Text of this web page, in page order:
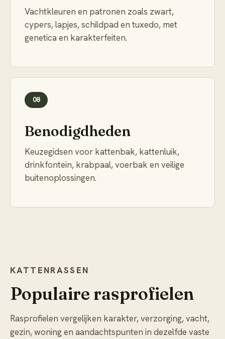
Vachtkleuren en patronen zoals zwart,
cypers, lapjes, schildpad en tuxedo, met
genetica en karakterfeiten.
08
Benodigdheden
Keuzegidsen voor kattenbak, kattenluik,
drinkfontein, krabpaal, voerbak en veilige
buitenoplossingen.
KATTENRASSEN
Populaire rasprofielen
Rasprofielen vergelijken karakter, verzorging, vacht,
gezin, woning en aandachtspunten in dezelfde vaste